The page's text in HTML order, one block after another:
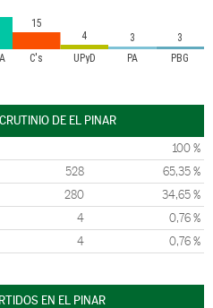
C's UPyD PA PBG
15
4
3 3
DE EL PINAR
100 %
528 65,35 %
280 34,65 %
4 0,76 %
4 0,76 %
EN EL PINAR